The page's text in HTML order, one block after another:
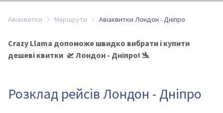
Авіаквитки Маршрути Авіаквитки Лондон - Дніпро
Crazy Llama допоможе швидко вибрати і купити
дешеві квитки 🛫 Лондон - Дніпро! 🛬
Розклад рейсів Лондон - Дніпро